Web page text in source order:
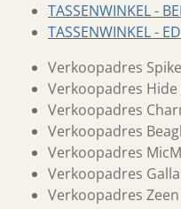
TASSENWINKEL -
TASSENWINKEL -
Verkoopadres
Verkoopadres Hide
Verkoopadres
Verkoopadres
Verkoopadres
Verkoopadres
Verkoopadres Zeen